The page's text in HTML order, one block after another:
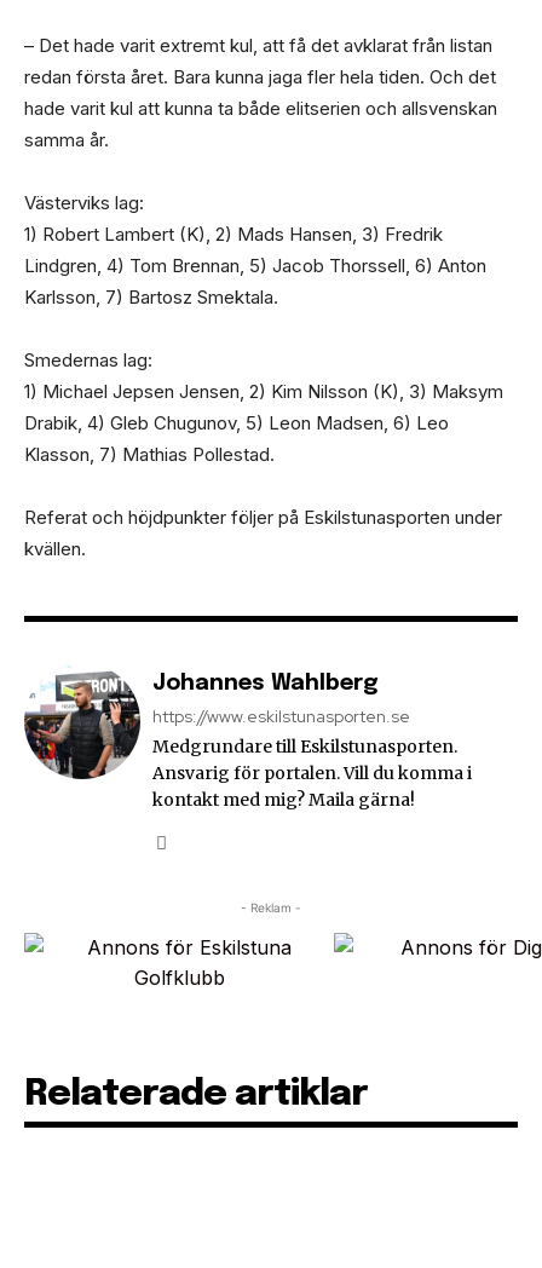
– Det hade varit extremt kul, att få det avklarat från listan
redan första året. Bara kunna jaga fler hela tiden. Och det
hade varit kul att kunna ta både elitserien och allsvenskan
samma år.
Västerviks lag:
1) Robert Lambert (K), 2) Mads Hansen, 3) Fredrik
Lindgren, 4) Tom Brennan, 5) Jacob Thorssell, 6) Anton
Karlsson, 7) Bartosz Smektala.
Smedernas lag:
1) Michael Jepsen Jensen, 2) Kim Nilsson (K), 3) Maksym
Drabik, 4) Gleb Chugunov, 5) Leon Madsen, 6) Leo
Klasson, 7) Mathias Pollestad.
Referat och höjdpunkter följer på Eskilstunasporten under
kvällen.
Johannes Wahlberg
https://www.eskilstunasporten.se
Medgrundare till Eskilstunasporten.
Ansvarig för portalen. Vill du komma i
kontakt med mig? Maila gärna!
- Reklam -
Relaterade artiklar